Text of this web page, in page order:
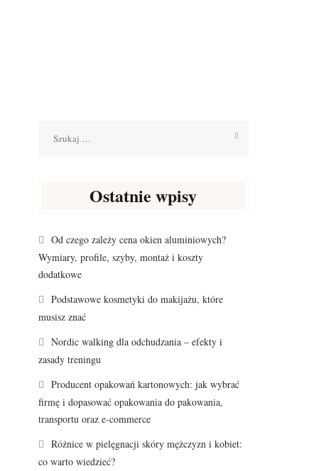
Ostatnie wpisy
Od czego zależy cena okien aluminiowych?
Wymiary, profile, szyby, montaż i koszty
dodatkowe
Podstawowe kosmetyki do makijażu, które
musisz znać
Nordic walking dla odchudzania – efekty i
zasady treningu
Producent opakowań kartonowych: jak wybrać
firmę i dopasować opakowania do pakowania,
transportu oraz e-commerce
Różnice w pielęgnacji skóry mężczyzn i kobiet:
co warto wiedzieć?